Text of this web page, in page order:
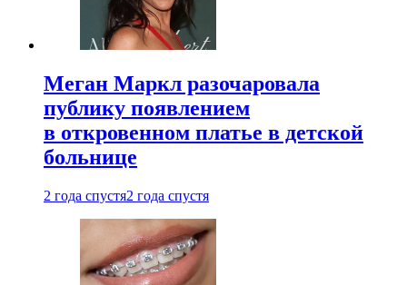
Меган Маркл разочаровала
публику появлением
в откровенном платье в детской
больнице
2 года спустя2 года спустя